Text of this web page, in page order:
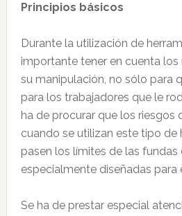
Principios básicos
Durante la utilización de
importante tener en cuenta los
su manipulación, no sólo para
para los trabajadores que le
ha de procurar que los riesgos
cuando se utilizan este tipo de
pasen los límites de las
especialmente diseñadas para
Se ha de prestar especial